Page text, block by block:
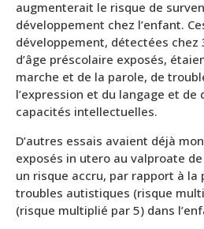
augmenterait le risque de
développement chez l’enfant.
développement, détectées chez
d’âge préscolaire exposés,
marche et de la parole, de
l’expression et du langage et de
capacités intellectuelles.
D’autres essais avaient déjà
exposés in utero au valproate
un risque accru, par rapport à la
troubles autistiques (risque
(risque multiplié par 5) dans